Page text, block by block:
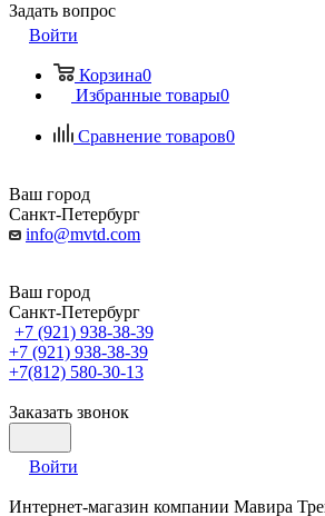
Задать вопрос
Войти
Корзина0
Избранные товары0
Сравнение товаров0
Ваш город
Санкт-Петербург
info@mvtd.com
Ваш город
Санкт-Петербург
+7 (921) 938-38-39
+7 (921) 938-38-39
+7(812) 580-30-13
Заказать звонок
Войти
Интернет-магазин компании Мавира